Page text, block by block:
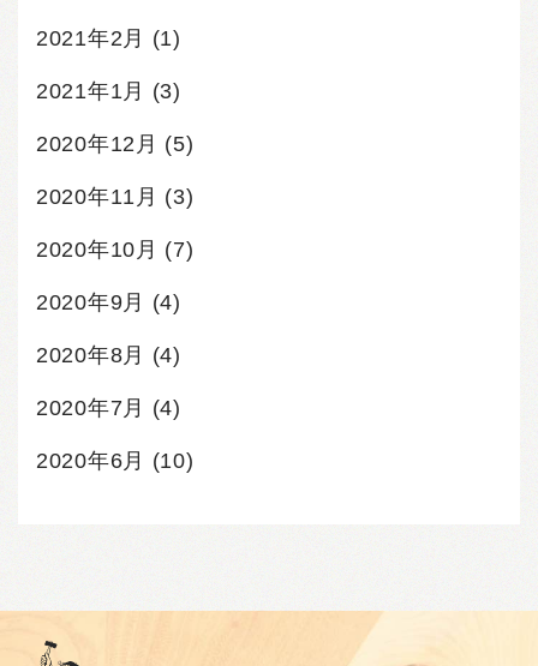
2021年2月 (1)
2021年1月 (3)
2020年12月 (5)
2020年11月 (3)
2020年10月 (7)
2020年9月 (4)
2020年8月 (4)
2020年7月 (4)
2020年6月 (10)